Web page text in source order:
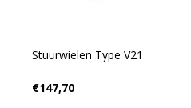
Stuurwielen Type V21
€147,70